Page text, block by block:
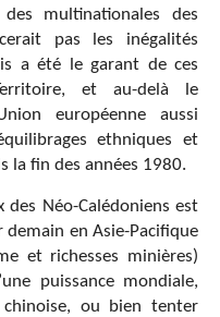
multinationales des
pas les inégalités
a été le garant de ces
et au-delà le
européenne aussi
ethniques et
la fin des années 1980.
Néo-Calédoniens est
en Asie-Pacifique
et richesses minières)
puissance mondiale,
chinoise, ou bien tenter